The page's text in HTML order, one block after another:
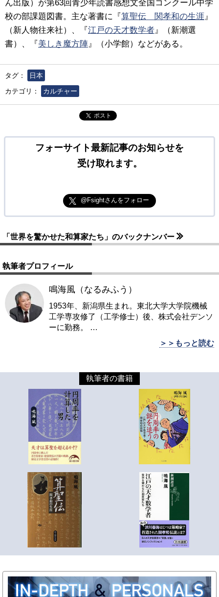
ん出版）が第63回青少年読書感想文全国コンクール中学
校の部課題図書。主な著書に『算聖伝 関孝和の生涯』
（新人物往来社）、『江戸の天才数学者』（新潮選
書）、『美しき魔方陣』（小学館）などがある。
タグ：
日本
カテゴリ：
カルチャー
ポスト
フォーサイト最新記事のお知らせを
受け取れます。
@Fsightさんをフォロー
「世界を驚かせた和算家たち」のバックナンバー
執筆者プロフィール
鳴海風（なるみふう）
1953年、新潟県生まれ。東北大学大学院機械
工学専攻修了（工学修士）後、株式会社デンソ
ーに勤務。
…
＞＞もっと読む
執筆者の書籍